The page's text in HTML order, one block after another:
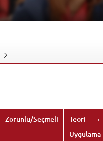
Zorunlu/Seçmeli
Teori +
Uygulama